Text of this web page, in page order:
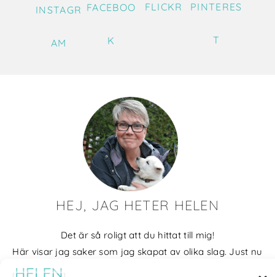
INSTAGR
AM
FACEBOO
K
FLICKR PINTERES
T
HEJ, JAG HETER HELEN
Det är så roligt att du hittat till mig!
Här visar jag saker som jag skapat av olika slag. Just nu
blir det mycket fotografier och många bilder visar min